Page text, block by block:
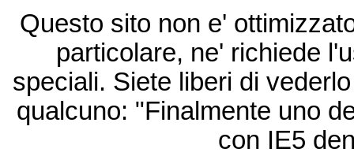
Questo sito non e'
particolare, ne' richiede
speciali. Siete liberi di
qualcuno: "Finalmente uno
con IE5